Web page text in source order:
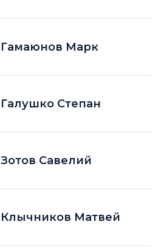
Гамаюнов Марк
Галушко Степан
Зотов Савелий
Клычников Матвей